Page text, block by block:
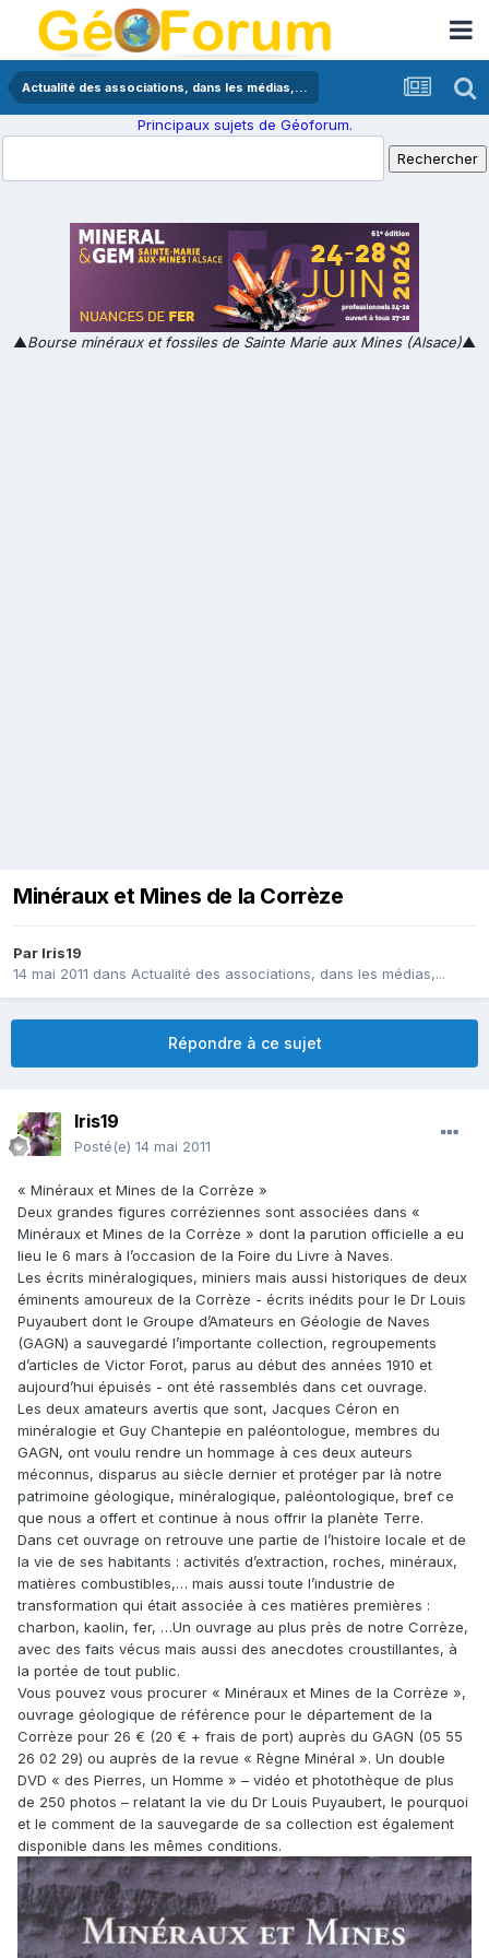
Actualité des associations, dans les médias,...
Principaux sujets de Géoforum.
▲Bourse minéraux et fossiles de Sainte Marie aux Mines (Alsace)▲
Minéraux et Mines de la Corrèze
Par Iris19
14 mai 2011 dans Actualité des associations, dans les médias,...
Répondre à ce sujet
Iris19
Posté(e) 14 mai 2011
« Minéraux et Mines de la Corrèze »
Deux grandes figures corréziennes sont associées dans «
Minéraux et Mines de la Corrèze » dont la parution officielle a eu
lieu le 6 mars à l’occasion de la Foire du Livre à Naves.
Les écrits minéralogiques, miniers mais aussi historiques de deux
éminents amoureux de la Corrèze - écrits inédits pour le Dr Louis
Puyaubert dont le Groupe d’Amateurs en Géologie de Naves
(GAGN) a sauvegardé l’importante collection, regroupements
d’articles de Victor Forot, parus au début des années 1910 et
aujourd’hui épuisés - ont été rassemblés dans cet ouvrage.
Les deux amateurs avertis que sont, Jacques Céron en
minéralogie et Guy Chantepie en paléontologue, membres du
GAGN, ont voulu rendre un hommage à ces deux auteurs
méconnus, disparus au siècle dernier et protéger par là notre
patrimoine géologique, minéralogique, paléontologique, bref ce
que nous a offert et continue à nous offrir la planète Terre.
Dans cet ouvrage on retrouve une partie de l’histoire locale et de
la vie de ses habitants : activités d’extraction, roches, minéraux,
matières combustibles,… mais aussi toute l’industrie de
transformation qui était associée à ces matières premières :
charbon, kaolin, fer, …Un ouvrage au plus près de notre Corrèze,
avec des faits vécus mais aussi des anecdotes croustillantes, à
la portée de tout public.
Vous pouvez vous procurer « Minéraux et Mines de la Corrèze »,
ouvrage géologique de référence pour le département de la
Corrèze pour 26 € (20 € + frais de port) auprès du GAGN (05 55
26 02 29) ou auprès de la revue « Règne Minéral ». Un double
DVD « des Pierres, un Homme » – vidéo et photothèque de plus
de 250 photos – relatant la vie du Dr Louis Puyaubert, le pourquoi
et le comment de la sauvegarde de sa collection est également
disponible dans les mêmes conditions.